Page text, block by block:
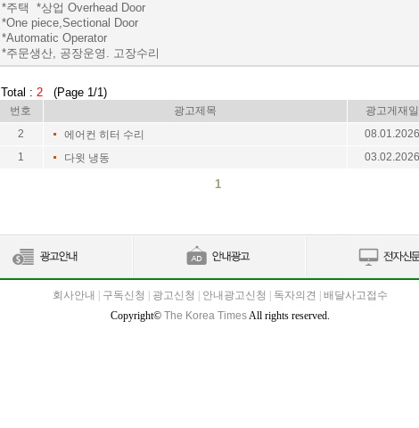
*주택 *상업 Overhead Door
*One piece,Sectional Door
*Automatic Operator
*주문생산, 공장운영. 고장수리
Total : 2 (Page 1/1)
번호 광고제목
광고게재일
2
에어컨 히터 수리
08.01.2026
1
다윗 냉동 03.02.2026
1
회사안내 구독신청 광고신청 안내광고신청 독자의견
배달사고접수
Copyright© The Korea TimesAll rights reserved.